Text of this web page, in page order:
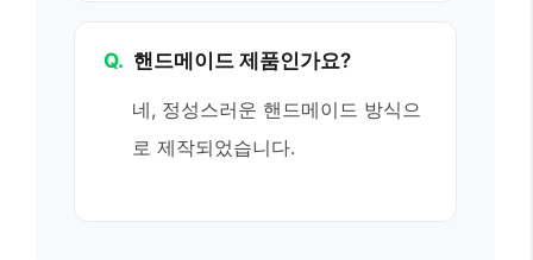
Q. 핸드메이드 제품인가요?
네, 정성스러운 핸드메이드 방식으
로 제작되었습니다.